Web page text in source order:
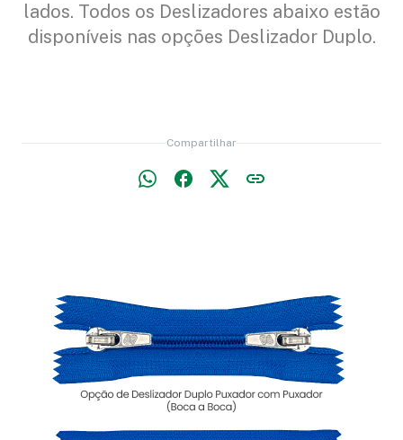
lados. Todos os Deslizadores abaixo estão
disponíveis nas opções Deslizador Duplo.
Compartilhar